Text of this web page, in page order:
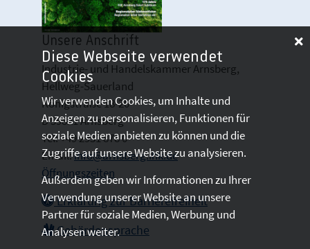
Unsere Anschrift
Industrie- und Handelskammer Arnsberg,
Hellweg-Sauerland
Königstraße 18-20
D 59821 Arnsberg
Tel: +49 2931 878 0
Email:info@arnsberg.ihk.de
Öffnungszeiten
Erklärung zur Barrierefreiheit
Gebärdensprache
Diese Webseite verwendet
Cookies
Wir verwenden Cookies, um Inhalte und
Anzeigen zu personalisieren, Funktionen für
soziale Medien anbieten zu können und die
Zugriffe auf unsere Website zu analysieren.
Außerdem geben wir Informationen zu Ihrer
Verwendung unserer Website an unsere
Partner für soziale Medien, Werbung und
Analysen weiter.